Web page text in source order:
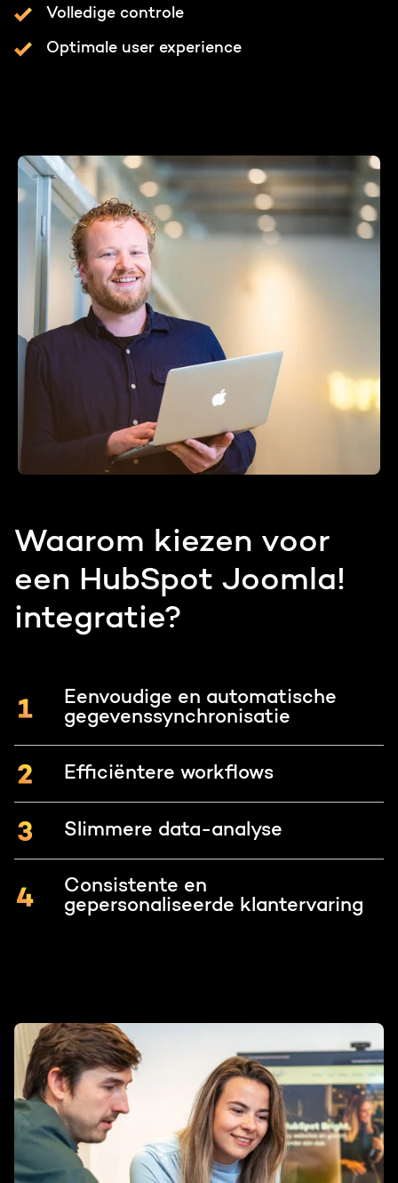
Volledige controle
Optimale user experience
Waarom kiezen voor
een HubSpot Joomla!
integratie?
Eenvoudige en automatische
gegevenssynchronisatie
Efficiëntere workflows
Slimmere data-analyse
Consistente en
gepersonaliseerde klantervaring